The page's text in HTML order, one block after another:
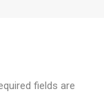
fields are